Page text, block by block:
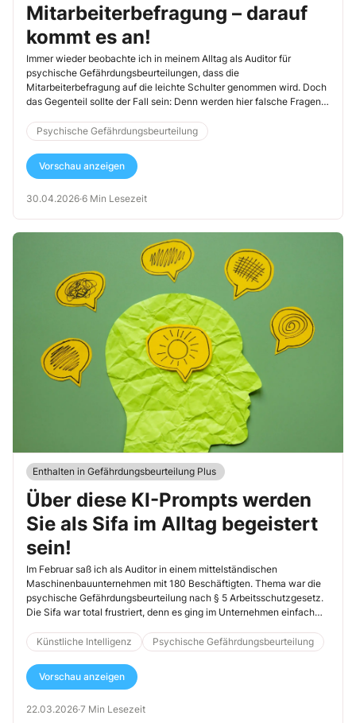
Mitarbeiterbefragung – darauf
kommt es an!
Immer wieder beobachte ich in meinem Alltag als Auditor für
psychische Gefährdungsbeurteilungen, dass die
Mitarbeiterbefragung auf die leichte Schulter genommen wird. Doch
das Gegenteil sollte der Fall sein: Denn werden hier falsche Fragen
dadurch oft erst recht Unruhe. Und es werden Erwartungen
geweckt, die nicht eingehalten werden können. Zusätzlich kann die
Befragung dann auch noch von Aufsichtsbehörden als fehlerhaft
durchgeführt abgelehnt werden, was ein finanzielles Risiko
Sie als Sifa diese Punkte und Hinweise.
Psychische Gefährdungsbeurteilung
Vorschau anzeigen
30.04.2026·6 Min Lesezeit
Enthalten in Gefährdungsbeurteilung Plus
Über diese KI-Prompts werden
Sie als Sifa im Alltag begeistert
sein!
Im Februar saß ich als Auditor in einem mittelständischen
Maschinenbauunternehmen mit 180 Beschäftigten. Thema war die
psychische Gefährdungsbeurteilung nach § 5 Arbeitsschutzgesetz.
Die Sifa war total frustriert, denn es ging im Unternehmen einfach
Musterlösungen“, klagte sie. Wir setzten uns dann zusammen und
siehe da: Innerhalb von 20 Minuten erstellte mir ein strukturierter KI-
Prompt eine belastbare Vorlage für die Durchführung der
Gefährdungsbeurteilung in Bezug auf die Moderation von
Leser dieses Werkzeug geschickt einsetzen können, habe ich Ihnen
Künstliche Intelligenz Psychische Gefährdungsbeurteilung
Vorschau anzeigen
22.03.2026·7 Min Lesezeit